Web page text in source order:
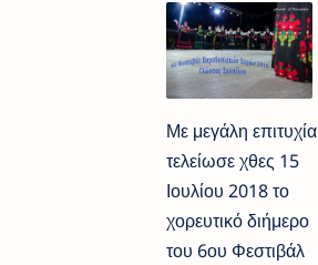
Με μεγάλη επιτυχία
τελείωσε χθες 15
Ιουλίου 2018 το
χορευτικό διήμερο
του 6ου Φεστιβάλ